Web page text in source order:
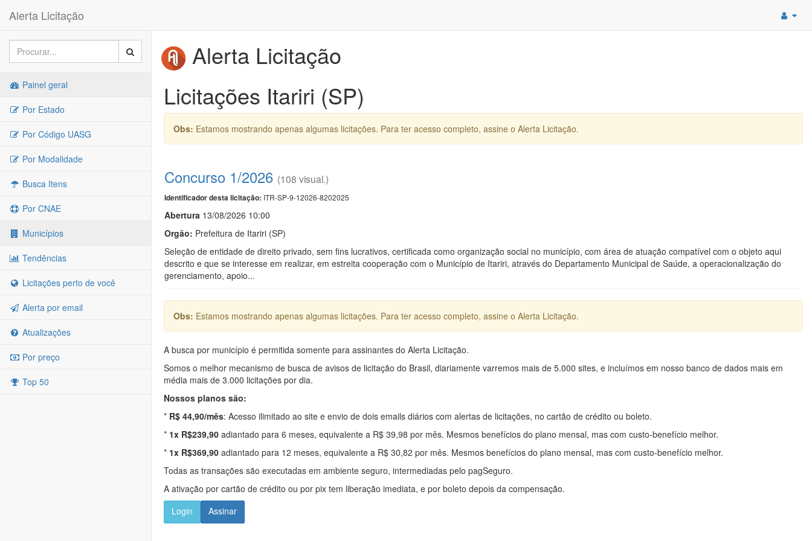
Alerta Licitação
Painel geral
Por Estado
Por Código UASG
Por Modalidade
Busca Itens
Por CNAE
Municípios
Tendências
Licitações perto de você
Alerta por email
Atualizações
Por preço
Top 50
Alerta Licitação
Licitações Itariri (SP)
Obs: Estamos mostrando apenas algumas licitações. Para ter acesso completo, assine o Alerta Licitação.
Concurso 1/2026 (108 visual.)
Identificador desta licitação: ITR-SP-9-12026-8202025
Abertura 13/08/2026 10:00
Orgão: Prefeitura de Itariri (SP)
Seleção de entidade de direito privado, sem fins lucrativos, certificada como organização social no município, com área de atuação compatível com o objeto aqui
descrito e que se interesse em realizar, em estreita cooperação com o Município de Itariri, através do Departamento Municipal de Saúde, a operacionalização do
gerenciamento, apoio...
Obs: Estamos mostrando apenas algumas licitações. Para ter acesso completo, assine o Alerta Licitação.
A busca por município é permitida somente para assinantes do Alerta Licitação.
Somos o melhor mecanismo de busca de avisos de licitação do Brasil, diariamente varremos mais de 5.000 sites, e incluímos em nosso banco de dados mais em
média mais de 3.000 licitações por dia.
Nossos planos são:
* R$ 44,90/mês: Acesso ilimitado ao site e envio de dois emails diários com alertas de licitações, no cartão de crédito ou boleto.
* 1x R$239,90 adiantado para 6 meses, equivalente a R$ 39,98 por mês. Mesmos benefícios do plano mensal, mas com custo-benefício melhor.
* 1x R$369,90 adiantado para 12 meses, equivalente a R$ 30,82 por mês. Mesmos benefícios do plano mensal, mas com custo-benefício melhor.
Todas as transações são executadas em ambiente seguro, intermediadas pelo pagSeguro.
A ativação por cartão de crédito ou por pix tem liberação imediata, e por boleto depois da compensação.
Login
Assinar